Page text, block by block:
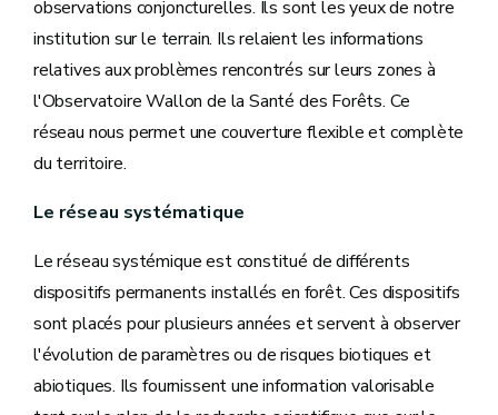
observations conjoncturelles. Ils sont les yeux de notre
institution sur le terrain. Ils relaient les informations
relatives aux problèmes rencontrés sur leurs zones à
l'Observatoire Wallon de la Santé des Forêts. Ce
réseau nous permet une couverture flexible et complète
du territoire.
Le réseau systématique
Le réseau systémique est constitué de différents
dispositifs permanents installés en forêt. Ces dispositifs
sont placés pour plusieurs années et servent à observer
l'évolution de paramètres ou de risques biotiques et
abiotiques. Ils fournissent une information valorisable